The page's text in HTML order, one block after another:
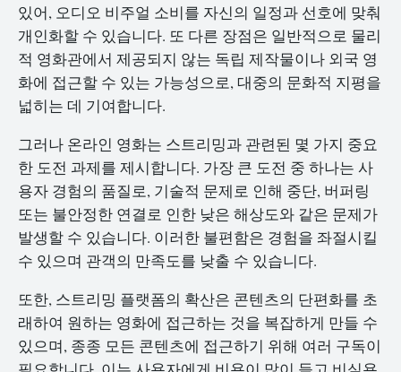
있어, 오디오 비주얼 소비를 자신의 일정과 선호에 맞춰
개인화할 수 있습니다. 또 다른 장점은 일반적으로 물리
적 영화관에서 제공되지 않는 독립 제작물이나 외국 영
화에 접근할 수 있는 가능성으로, 대중의 문화적 지평을
넓히는 데 기여합니다.
그러나 온라인 영화는 스트리밍과 관련된 몇 가지 중요
한 도전 과제를 제시합니다. 가장 큰 도전 중 하나는 사
용자 경험의 품질로, 기술적 문제로 인해 중단, 버퍼링
또는 불안정한 연결로 인한 낮은 해상도와 같은 문제가
발생할 수 있습니다. 이러한 불편함은 경험을 좌절시킬
수 있으며 관객의 만족도를 낮출 수 있습니다.
또한, 스트리밍 플랫폼의 확산은 콘텐츠의 단편화를 초
래하여 원하는 영화에 접근하는 것을 복잡하게 만들 수
있으며, 종종 모든 콘텐츠에 접근하기 위해 여러 구독이